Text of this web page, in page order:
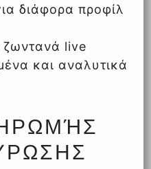
διάφορα προφίλ
live
και αναλυτικά